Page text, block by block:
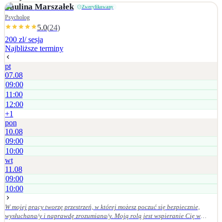
traumatycznych i stresu pourazowego (PTSD), • przeciążenia psychicznego,
wypalenia i chronicznego stresu, • trudności w relacjach interpersonalnych, •
niskiego poczucia własnej wartości i braku pewności siebie, • trudności w
stawianiu granic i asertywności, • problemów adaptacyjnych i zmian
życiowych, • poczucia zagubienia, pustki lub utraty sensu, • trudności w
radzeniu sobie z chorobą psychiczną (własną lub bliskiej osoby).
Paulina Marszałek Zweryfikowany
Psycholog
5.0(24)
200 zl/ sesja
Najbliższe terminy
pt
07.08
09:00
11:00
12:00
+1
pon
10.08
09:00
10:00
wt
11.08
09:00
10:00
W mojej pracy tworzę przestrzeń, w której możesz poczuć się bezpiecznie,
wysłuchana/y i naprawdę zrozumiana/y. Moją rolą jest wspieranie Cię w